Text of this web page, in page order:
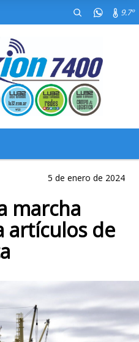
9.7º
5 de enero de 2024
marcha
artículos de